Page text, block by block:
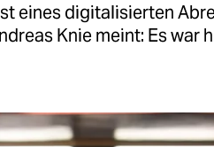
eines digitalisierten
Knie meint: Es war